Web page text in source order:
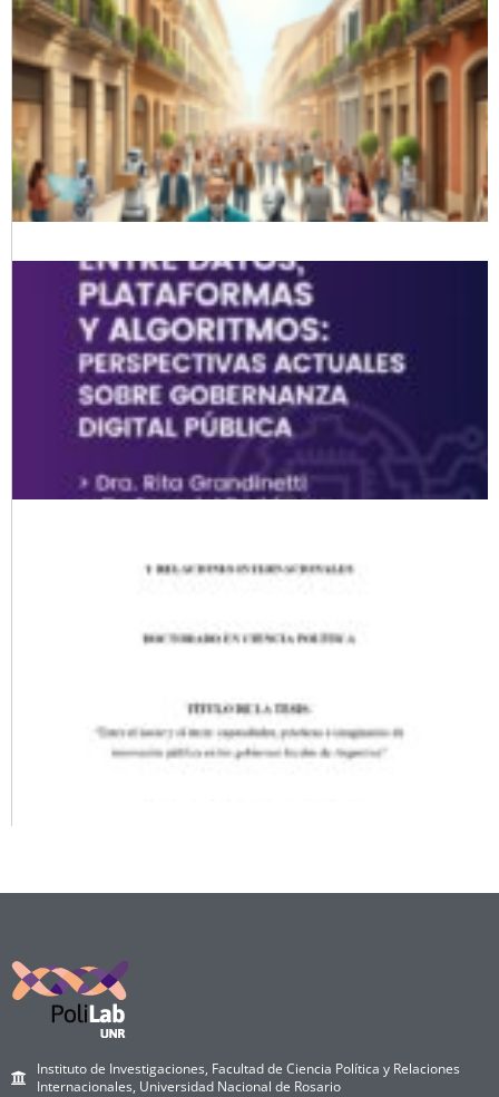
Instituto de Investigaciones, Facultad de Ciencia Política y Relaciones
Internacionales, Universidad Nacional de Rosario